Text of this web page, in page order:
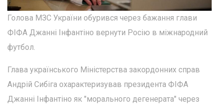
Голова МЗС України обурився через бажання глави
ФІФА Джанні Інфантіно вернути Росію в міжнародний
футбол.
Глава українського Міністерства закордонних справ
Андрій Сибіга охарактеризував президента ФІФА
Джанні Інфантіно як "морального дегенерата" через